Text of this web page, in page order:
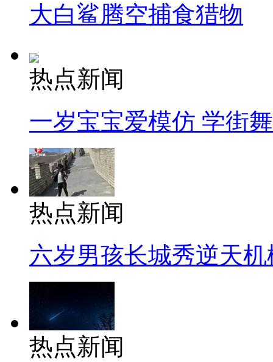
大白鲨腾空捕食猎物
热点新闻
一岁宝宝爱模仿 学街
热点新闻
六岁男孩长城秀逆天机
热点新闻